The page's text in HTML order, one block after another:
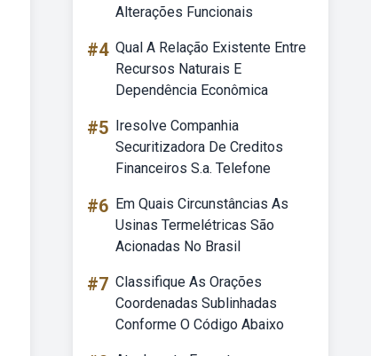
Alterações Funcionais
#4 Qual A Relação Existente Entre
Recursos Naturais E
Dependência Econômica
#5 Iresolve Companhia
Securitizadora De Creditos
Financeiros S.a. Telefone
#6 Em Quais Circunstâncias As
Usinas Termelétricas São
Acionadas No Brasil
#7 Classifique As Orações
Coordenadas Sublinhadas
Conforme O Código Abaixo